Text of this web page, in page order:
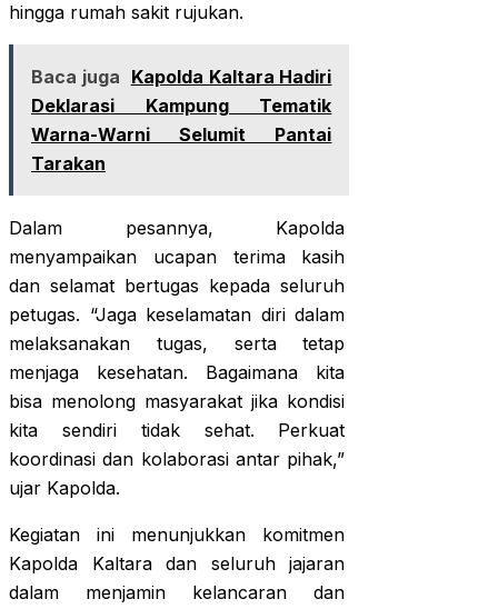
hingga rumah sakit rujukan.
Baca juga Kapolda Kaltara Hadiri
Deklarasi Kampung Tematik
Warna-Warni Selumit Pantai
Tarakan
Dalam pesannya, Kapolda
menyampaikan ucapan terima kasih
dan selamat bertugas kepada seluruh
petugas. “Jaga keselamatan diri dalam
melaksanakan tugas, serta tetap
menjaga kesehatan. Bagaimana kita
bisa menolong masyarakat jika kondisi
kita sendiri tidak sehat. Perkuat
koordinasi dan kolaborasi antar pihak,”
ujar Kapolda.
Kegiatan ini menunjukkan komitmen
Kapolda Kaltara dan seluruh jajaran
dalam menjamin kelancaran dan